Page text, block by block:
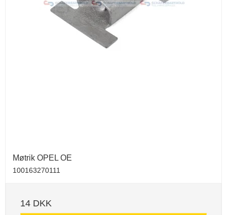
Møtrik OPEL OE
100163270111
14 DKK